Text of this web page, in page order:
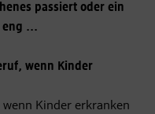
passiert oder ein
eng ...
wenn Kinder
Kinder erkranken